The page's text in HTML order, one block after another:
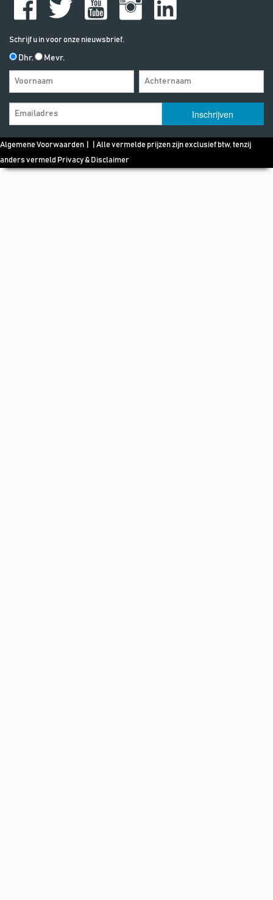
Schrijf u in voor onze nieuwsbrief.
Dhr. Mevr.
Algemene Voorwaarden | | Alle vermelde prijzen zijn exclusief btw, tenzij
anders vermeld Privacy & Disclaimer